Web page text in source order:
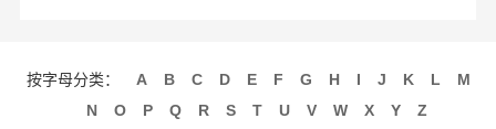
按字母分类： A B C D E F G H I J K L
M
N
O P Q R S T U V W X Y Z